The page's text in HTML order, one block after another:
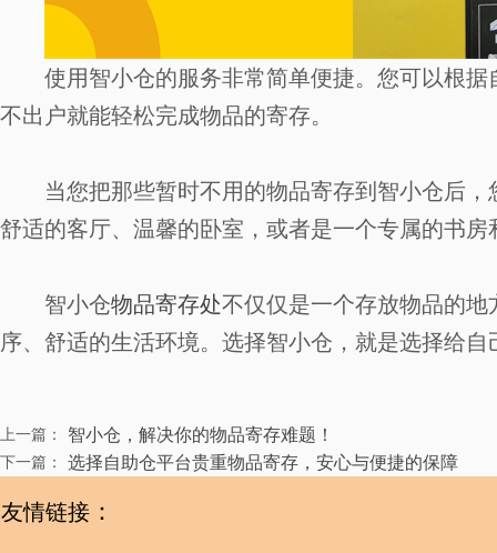
使用智小仓的服务非常简单便捷。您可以根
不出户就能轻松完成物品的寄存。
当您把那些暂时不用的物品寄存到智小仓后
舒适的客厅、温馨的卧室，或者是一个专属的书
智小仓物品寄存处不仅仅是一个存放物品的
序、舒适的生活环境。选择智小仓，就是选择给
上一篇： 智小仓，解决你的物品寄存难题！
下一篇： 选择自助仓平台贵重物品寄存，安心与便捷的保障
友情链接 ：